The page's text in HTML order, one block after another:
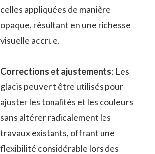
celles appliquées de manière
opaque, résultant en une richesse
visuelle accrue.
Corrections et ajustements: Les
glacis peuvent être utilisés pour
ajuster les tonalités et les couleurs
sans altérer radicalement les
travaux existants, offrant une
flexibilité considérable lors des